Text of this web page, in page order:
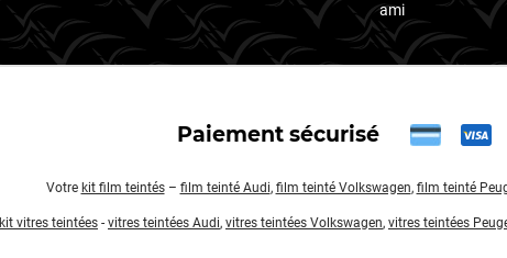
ami
Paiement sécurisé
Votre kit film teintés– film teinté Audi, film teinté Volkswagen, film teinté
kit vitres teintées - vitres teintées Audi, vitres teintées Volkswagen, vitres teintées